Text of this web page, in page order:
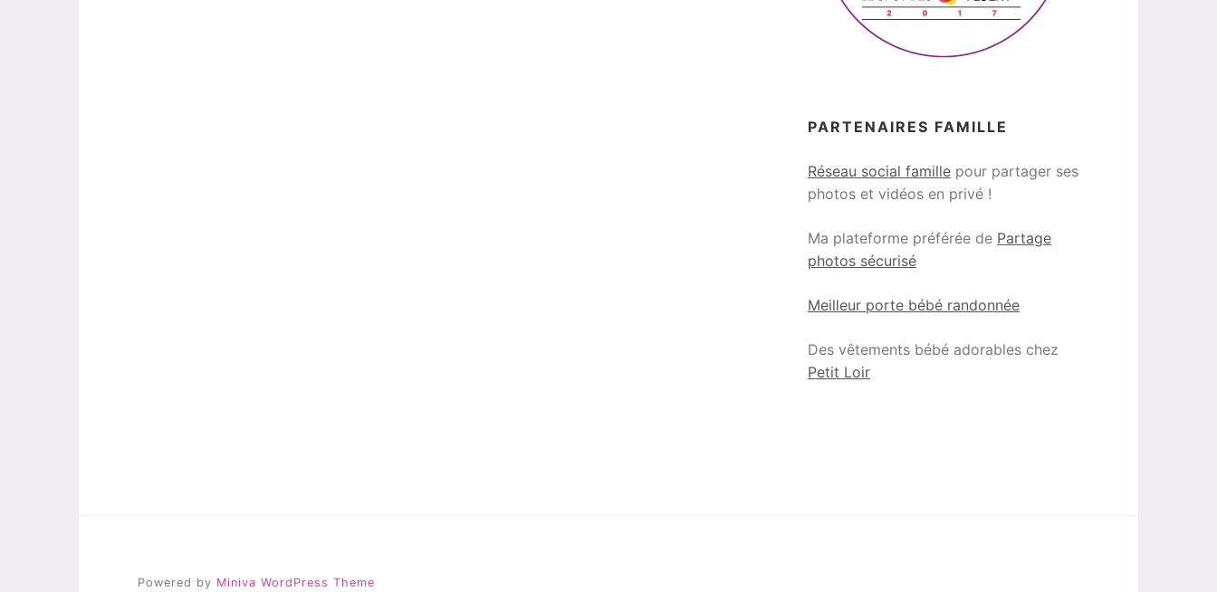
PARTENAIRES FAMILLE
Réseau social famille pour partager ses
photos et vidéos en privé !
Ma plateforme préférée de Partage
photos sécurisé
Meilleur porte bébé randonnée
Des vêtements bébé adorables chez
Petit Loir
Powered by Miniva WordPress Theme